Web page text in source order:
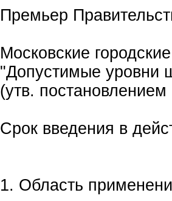
Премьер
Московские
"Допустимые уровни
(утв.
Срок введения в
1. Область